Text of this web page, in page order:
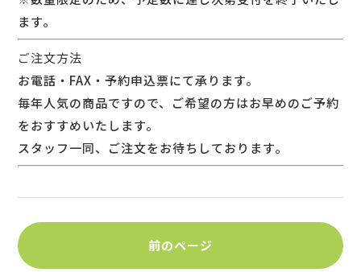
ます。
ご注文方法
お電話・FAX・予約申込票にて承ります。
毎年人気の商品ですので、ご希望の方はお早めのご予約
をおすすめいたします。
スタッフ一同、ご注文をお待ちしております。
前のページ